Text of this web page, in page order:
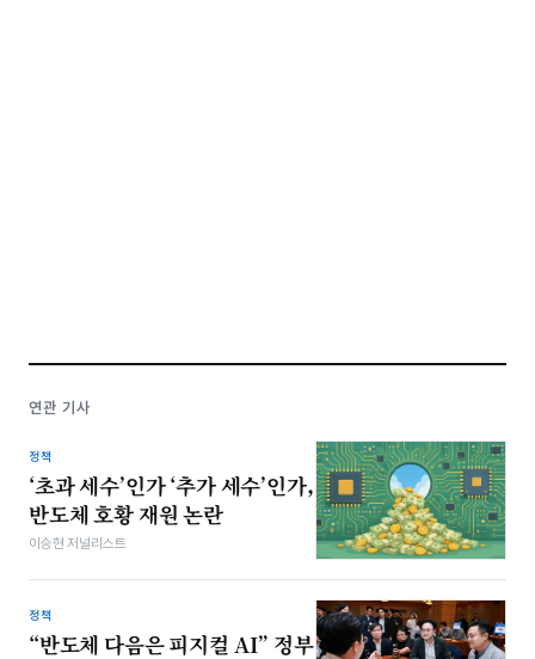
연관 기사
정책
‘초과 세수’인가 ‘추가 세수’인가,
반도체 호황 재원 논란
이승현 저널리스트
정책
“반도체 다음은 피지컬 AI” 정부